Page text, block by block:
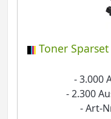
Toner
- 3.000
- 2.300
- Art-